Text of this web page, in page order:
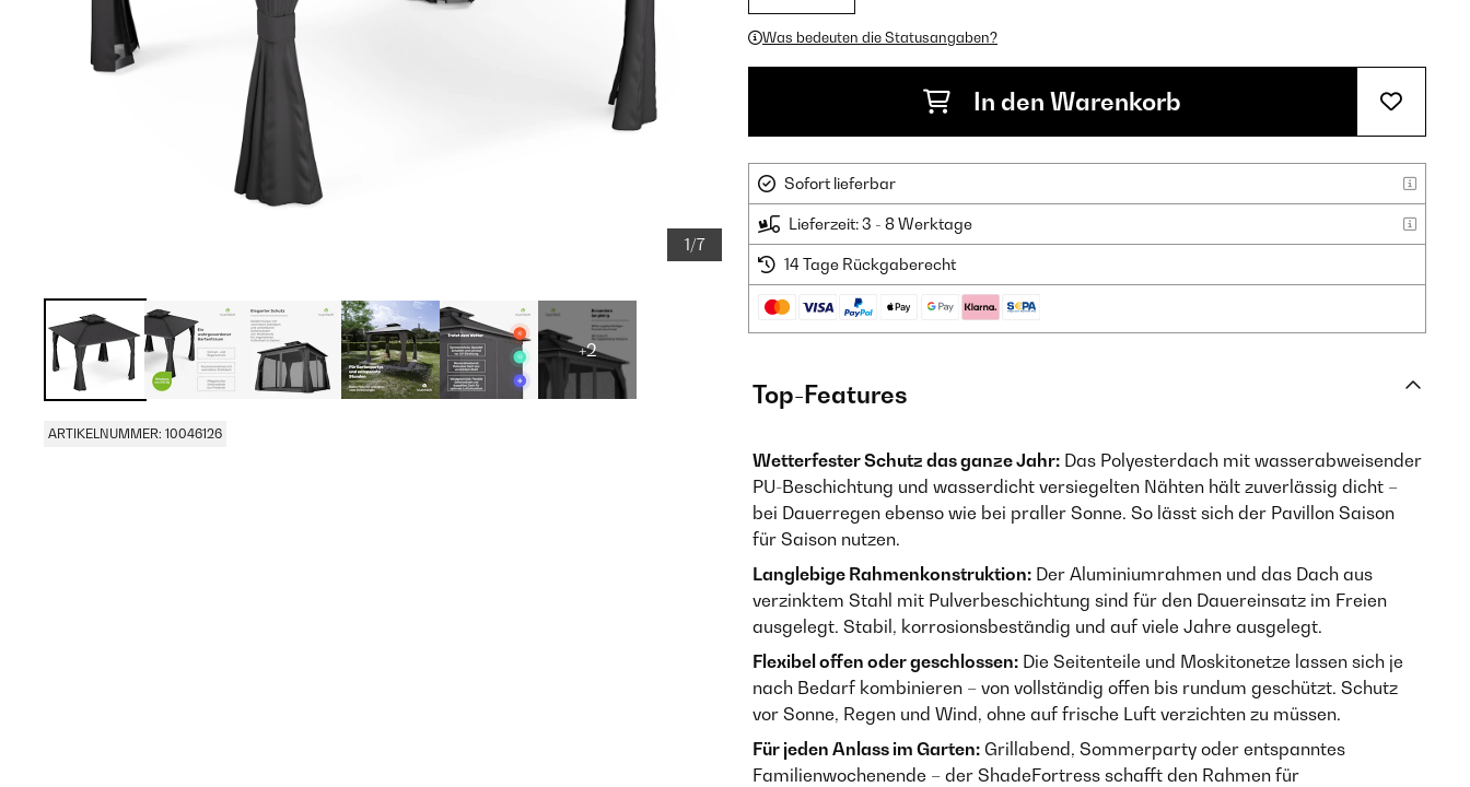
1/7
+2
ARTIKELNUMMER: 10046126
Was bedeuten die Statusangaben?
In den Warenkorb
Sofort lieferbar
Lieferzeit: 3 - 8 Werktage
14 Tage Rückgaberecht
Top-Features
Wetterfester Schutz das ganze Jahr: Das Polyesterdach mit wasserabweisender
PU-Beschichtung und wasserdicht versiegelten Nähten hält zuverlässig dicht –
bei Dauerregen ebenso wie bei praller Sonne. So lässt sich der Pavillon Saison
für Saison nutzen.
Langlebige Rahmenkonstruktion: Der Aluminiumrahmen und das Dach aus
verzinktem Stahl mit Pulverbeschichtung sind für den Dauereinsatz im Freien
ausgelegt. Stabil, korrosionsbeständig und auf viele Jahre ausgelegt.
Flexibel offen oder geschlossen: Die Seitenteile und Moskitonetze lassen sich je
nach Bedarf kombinieren – von vollständig offen bis rundum geschützt. Schutz
vor Sonne, Regen und Wind, ohne auf frische Luft verzichten zu müssen.
Für jeden Anlass im Garten: Grillabend, Sommerparty oder entspanntes
Familienwochenende – der ShadeFortress schafft den Rahmen für